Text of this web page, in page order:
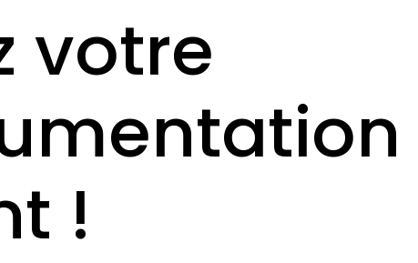
votre
!